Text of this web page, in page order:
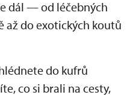
dál — od léčebných
až do exotických koutů
do kufrů
co si brali na cesty,